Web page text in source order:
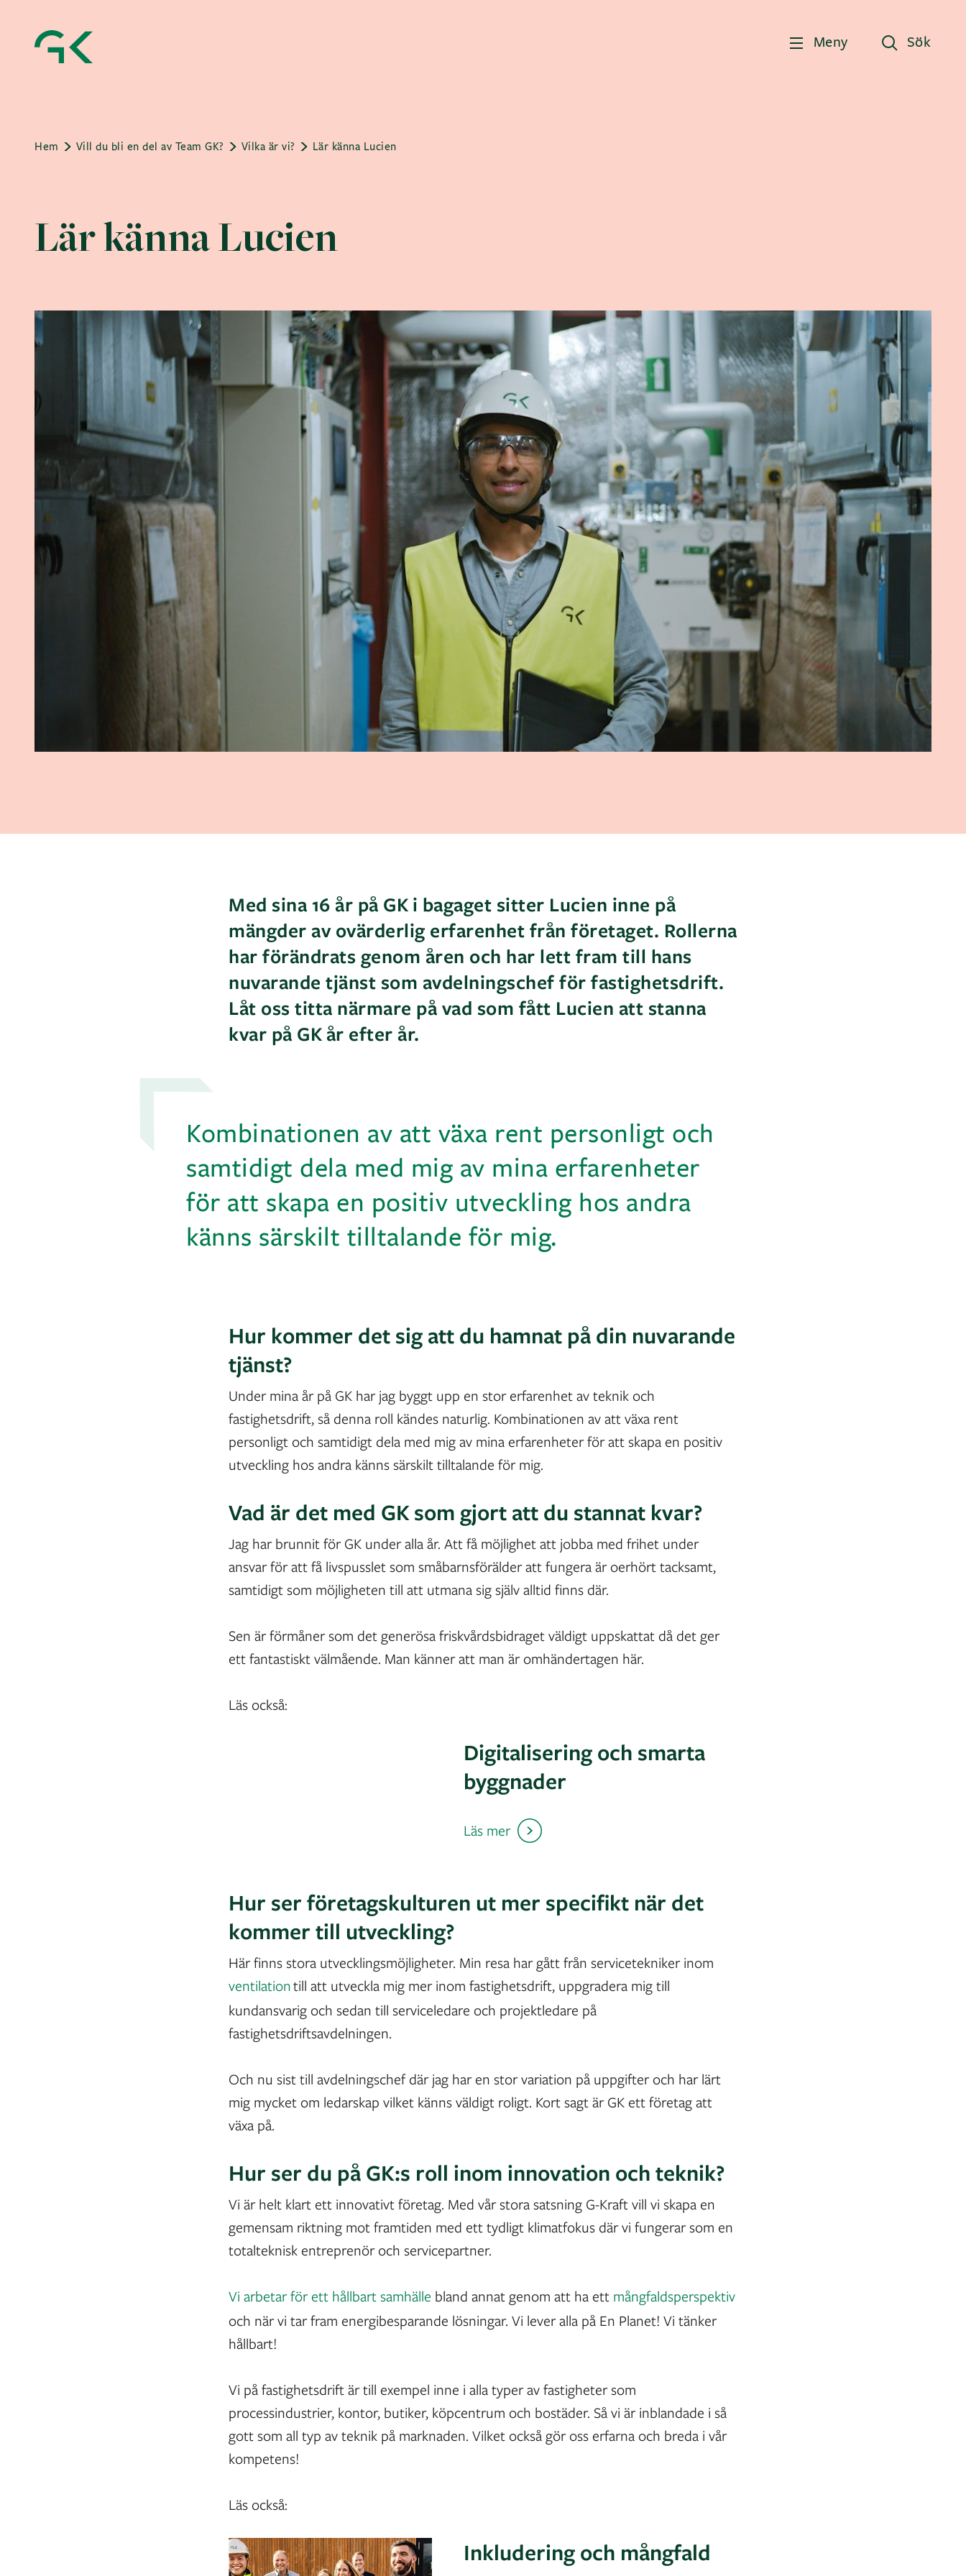
Meny Sök
Hem Vill du bli en del av Team GK? Vilka är vi? Lär känna Lucien
Lär känna Lucien
Med sina 16 år på GK i bagaget sitter Lucien inne på
mängder av ovärderlig erfarenhet från företaget. Rollerna
har förändrats genom åren och har lett fram till hans
nuvarande tjänst som avdelningschef för fastighetsdrift.
Låt oss titta närmare på vad som fått Lucien att stanna
kvar på GK år efter år.
Kombinationen av att växa rent personligt och
samtidigt dela med mig av mina erfarenheter
för att skapa en positiv utveckling hos andra
känns särskilt tilltalande för mig.
Hur kommer det sig att du hamnat på din nuvarande
tjänst?
Under mina år på GK har jag byggt upp en stor erfarenhet av teknik och
fastighetsdrift, så denna roll kändes naturlig. Kombinationen av att växa rent
personligt och samtidigt dela med mig av mina erfarenheter för att skapa en positiv
utveckling hos andra känns särskilt tilltalande för mig.
Vad är det med GK som gjort att du stannat kvar?
Jag har brunnit för GK under alla år. Att få möjlighet att jobba med frihet under
ansvar för att få livspusslet som småbarnsförälder att fungera är oerhört tacksamt,
samtidigt som möjligheten till att utmana sig själv alltid finns där.
Sen är förmåner som det generösa friskvårdsbidraget väldigt uppskattat då det ger
ett fantastiskt välmående. Man känner att man är omhändertagen här.
Läs också:
Digitalisering och smarta
byggnader
Läs mer
Hur ser företagskulturen ut mer specifikt när det
kommer till utveckling?
Här finns stora utvecklingsmöjligheter. Min resa har gått från servicetekniker inom
ventilationtill att utveckla mig mer inom fastighetsdrift, uppgradera mig till
kundansvarig och sedan till serviceledare och projektledare på
fastighetsdriftsavdelningen.
Och nu sist till avdelningschef där jag har en stor variation på uppgifter och har lärt
mig mycket om ledarskap vilket känns väldigt roligt. Kort sagt är GK ett företag att
växa på.
Hur ser du på GK:s roll inom innovation och teknik?
Vi är helt klart ett innovativt företag. Med vår stora satsning G-Kraft vill vi skapa en
gemensam riktning mot framtiden med ett tydligt klimatfokus där vi fungerar som en
totalteknisk entreprenör och servicepartner.
Vi arbetar för ett hållbart samhälle bland annat genom att ha ett mångfaldsperspektiv
och när vi tar fram energibesparande lösningar. Vi lever alla på En Planet! Vi tänker
hållbart!
Vi på fastighetsdrift är till exempel inne i alla typer av fastigheter som
processindustrier, kontor, butiker, köpcentrum och bostäder. Så vi är inblandade i så
gott som all typ av teknik på marknaden. Vilket också gör oss erfarna och breda i vår
kompetens!
Läs också:
Inkludering och mångfald